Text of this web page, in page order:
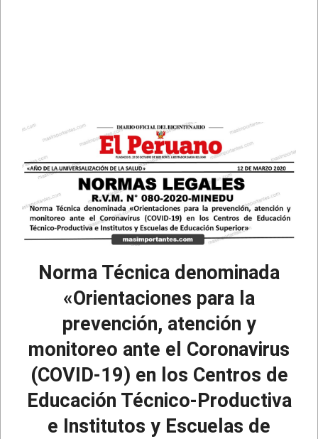
Norma Técnica denominada
«Orientaciones para la
prevención, atención y
monitoreo ante el Coronavirus
(COVID-19) en los Centros de
Educación Técnico-Productiva
e Institutos y Escuelas de